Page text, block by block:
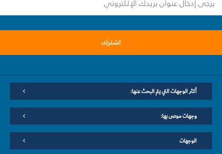
اشترك
أكثر الوجهات التي يتم البحث عنها:
وجهات موصى بها:
الوجهات